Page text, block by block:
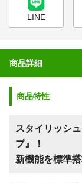
LINE
商品詳細
商品特性
スタイリッシ
プ』！
新機能を標準